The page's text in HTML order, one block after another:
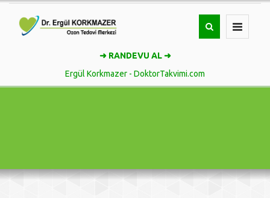
Toggle
navigation
➜ RANDEVU AL ➜
Ergül Korkmazer - DoktorTakvimi.com